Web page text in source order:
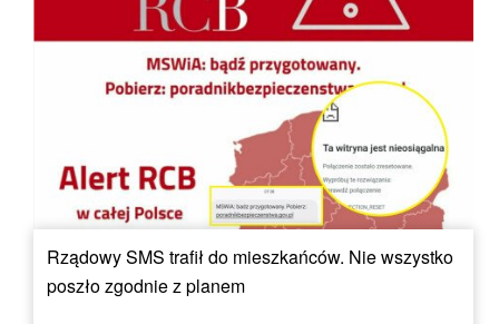
Rządowy SMS trafił do mieszkańców. Nie wszystko
poszło zgodnie z planem